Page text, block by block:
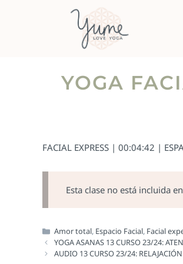
YOGA
FACIAL EXPRESS | 00:04:42 |
Esta clase no está incluida
Amor total, Espacio Facial, Facial
YOGA ASANAS 13 CURSO 23/24:
AUDIO 13 CURSO 23/24: